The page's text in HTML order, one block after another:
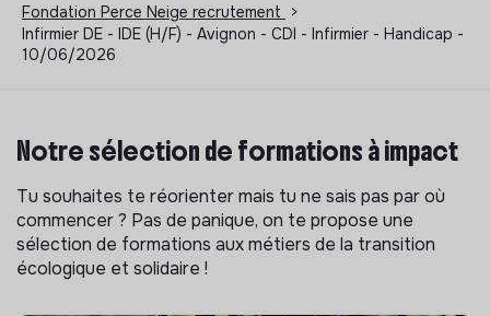
Fondation Perce Neige recrutement
>
Infirmier DE - IDE (H/F) - Avignon - CDI - Infirmier - Handicap -
10/06/2026
Notre sélection de formations à impact
Tu souhaites te réorienter mais tu ne sais pas par où
commencer ? Pas de panique, on te propose une
sélection de formations aux métiers de la transition
écologique et solidaire !